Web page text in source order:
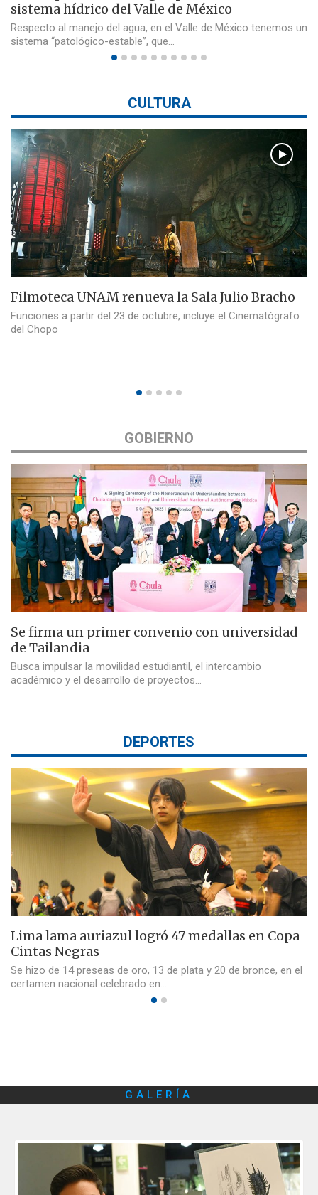
sistema hídrico del Valle de México
Respecto al manejo del agua, en el Valle de México tenemos un
sistema “patológico-estable”, que…
CULTURA
Filmoteca UNAM renueva la Sala Julio Bracho
Funciones a partir del 23 de octubre, incluye el Cinematógrafo
del Chopo
GOBIERNO
Se firma un primer convenio con universidad
de Tailandia
Busca impulsar la movilidad estudiantil, el intercambio
académico y el desarrollo de proyectos…
DEPORTES
Lima lama auriazul logró 47 medallas en Copa
Cintas Negras
Se hizo de 14 preseas de oro, 13 de plata y 20 de bronce, en el
certamen nacional celebrado en…
GALERÍA